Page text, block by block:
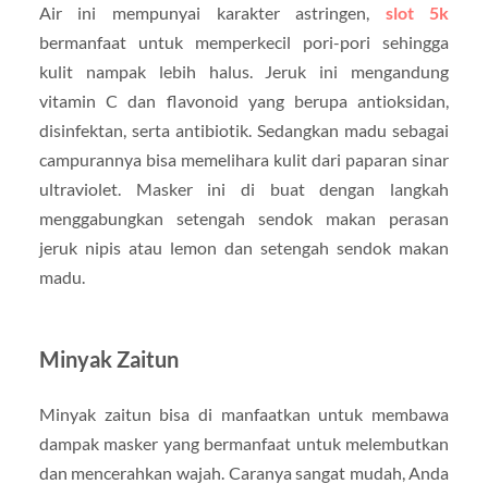
Air ini mempunyai karakter astringen, slot 5k
bermanfaat untuk memperkecil pori-pori sehingga
kulit nampak lebih halus. Jeruk ini mengandung
vitamin C dan flavonoid yang berupa antioksidan,
disinfektan, serta antibiotik. Sedangkan madu sebagai
campurannya bisa memelihara kulit dari paparan sinar
ultraviolet. Masker ini di buat dengan langkah
menggabungkan setengah sendok makan perasan
jeruk nipis atau lemon dan setengah sendok makan
madu.
Minyak Zaitun
Minyak zaitun bisa di manfaatkan untuk membawa
dampak masker yang bermanfaat untuk melembutkan
dan mencerahkan wajah. Caranya sangat mudah, Anda